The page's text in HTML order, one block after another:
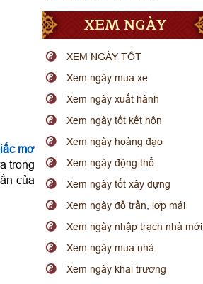
mơ
trong
của
XEM NGÀY
XEM NGÀY TỐT
Xem ngày mua xe
Xem ngày xuất hành
Xem ngày tốt kết hôn
Xem ngày hoàng đạo
Xem ngày động thổ
Xem ngày tốt xây dựng
Xem ngày đổ trần, lợp mái
Xem ngày nhập trạch nhà mới
Xem ngày mua nhà
Xem ngày khai trương